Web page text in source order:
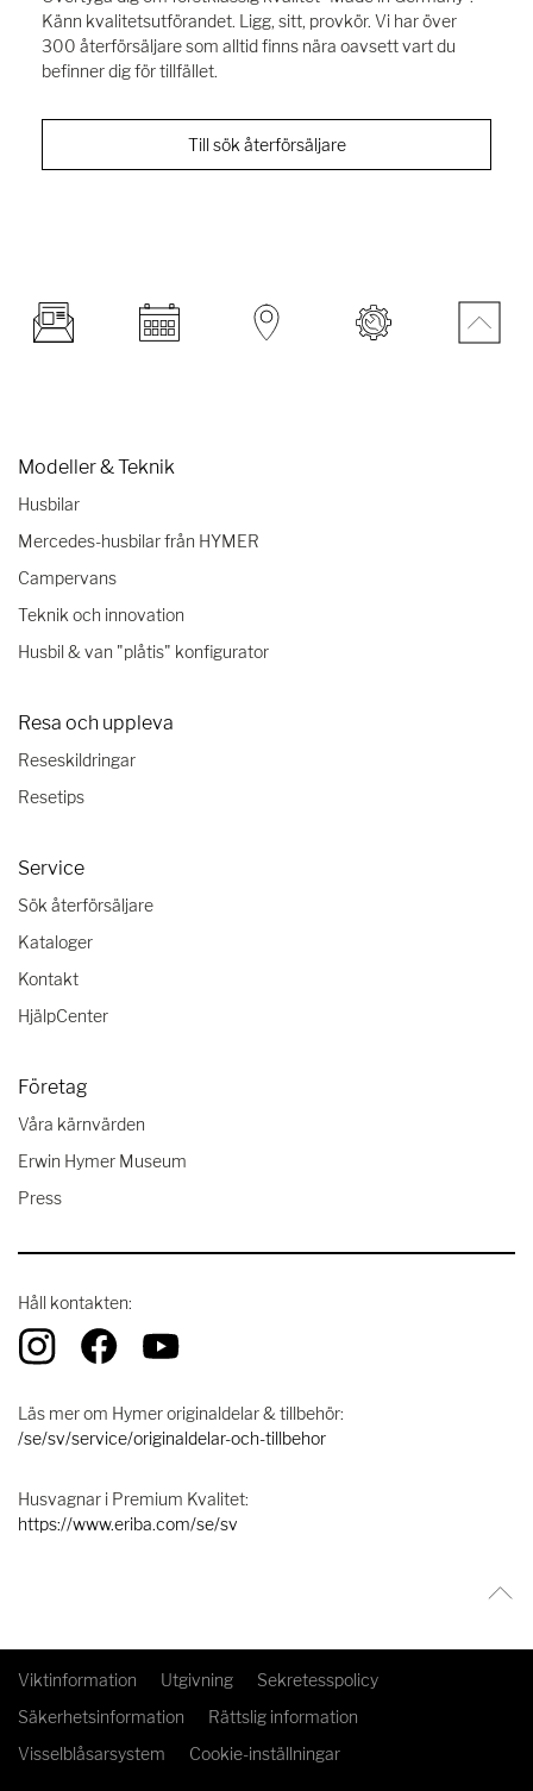
Känn kvalitetsutförandet. Ligg, sitt, provkör. Vi har över
300 återförsäljare som alltid finns nära oavsett vart du
befinner dig för tillfället.
Till sök återförsäljare
Modeller & Teknik
Husbilar
Mercedes-husbilar från HYMER
Campervans
Teknik och innovation
Husbil & van "plåtis" konfigurator
Resa och uppleva
Reseskildringar
Resetips
Service
Sök återförsäljare
Kataloger
Kontakt
HjälpCenter
Företag
Våra kärnvärden
Erwin Hymer Museum
Press
Håll kontakten:
Läs mer om Hymer originaldelar & tillbehör:
/se/sv/service/originaldelar-och-tillbehor
Husvagnar i Premium Kvalitet:
https://www.eriba.com/se/sv
Viktinformation Utgivning
Sekretesspolicy
Säkerhetsinformation
Rättslig information
Visselblåsarsystem
Cookie-inställningar